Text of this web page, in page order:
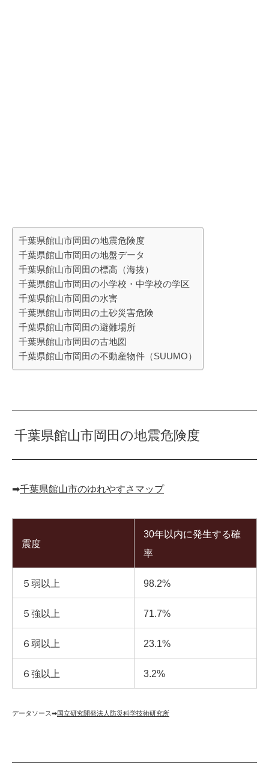
千葉県館山市岡田の地震危険度
千葉県館山市岡田の地盤データ
千葉県館山市岡田の標高（海抜）
千葉県館山市岡田の小学校・中学校の学区
千葉県館山市岡田の水害
千葉県館山市岡田の土砂災害危険
千葉県館山市岡田の避難場所
千葉県館山市岡田の古地図
千葉県館山市岡田の不動産物件（SUUMO）
千葉県館山市岡田の地震危険度
➡︎千葉県館山市のゆれやすさマップ
震度
30年以内に発生する確
率
５弱以上 98.2%
５強以上 71.7%
６弱以上 23.1%
６強以上 3.2%
データソース➡︎国立研究開発法人防災科学技術研究所